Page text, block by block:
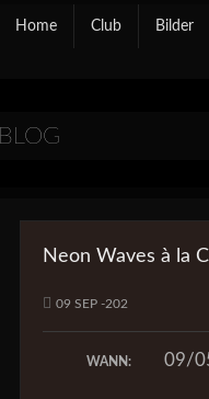
Home Club Bilder
BLOG
Neon Waves à la
09 SEP -202
WANN: 09/